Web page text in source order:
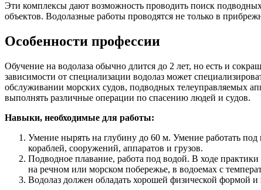
Эти комплексы дают возможность проводить поиск
объектов. Водолазные работы проводятся не только в
Особенности профессии
Обучение на водолаза обычно длится до 2 лет, но есть и
зависимости от специализации водолаз может
обслуживании морских судов, подводных телеуправляемых
выполнять различные операции по спасению людей и судов.
Навыки, необходимые для работы:
Умение нырять на глубину до 60 м. Умение работать
кораблей, сооружений, аппаратов и грузов.
Подводное плавание, работа под водой. В ходе
на речном или морском побережье, в водоемах с
Водолаз должен обладать хорошей физической формой